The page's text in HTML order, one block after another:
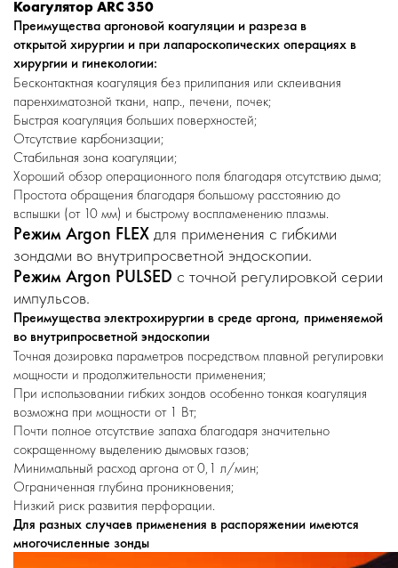
Коагулятор ARC 350
Преимущества аргоновой коагуляции и разреза в
открытой хирургии и при лапароскопических операциях в
хирургии и гинекологии:
Бесконтактная коагуляция без прилипания или склеивания
паренхиматозной ткани, напр., печени, почек;
Быстрая коагуляция больших поверхностей;
Отсутствие карбонизации;
Стабильная зона коагуляции;
Хороший обзор операционного поля благодаря отсутствию дыма;
Простота обращения благодаря большому расстоянию до
вспышки (от 10 мм) и быстрому воспламенению плазмы.
Режим Argon FLEXдля применения с гибкими
зондами во внутрипросветной эндоскопии.
Режим Argon PULSED с точной регулировкой серии
импульсов.
Преимущества электрохирургии в среде аргона, применяемой
во внутрипросветной эндоскопии
Точная дозировка параметров посредством плавной регулировки
мощности и продолжительности применения;
При использовании гибких зондов особенно тонкая коагуляция
возможна при мощности от 1 Вт;
Почти полное отсутствие запаха благодаря значительно
сокращенному выделению дымовых газов;
Минимальный расход аргона от 0,1 л/мин;
Ограниченная глубина проникновения;
Низкий риск развития перфорации.
Для разных случаев применения в распоряжении имеются
многочисленные зонды